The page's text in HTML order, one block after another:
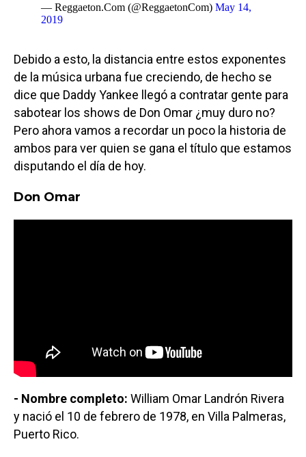
— Reggaeton.Com (@ReggaetonCom) May 14,
2019
Debido a esto, la distancia entre estos exponentes
de la música urbana fue creciendo, de hecho se
dice que Daddy Yankee llegó a contratar gente para
sabotear los shows de Don Omar ¿muy duro no?
Pero ahora vamos a recordar un poco la historia de
ambos para ver quien se gana el título que estamos
disputando el día de hoy.
Don Omar
- Nombre completo: William Omar Landrón Rivera
y nació el 10 de febrero de 1978, en Villa Palmeras,
Puerto Rico.